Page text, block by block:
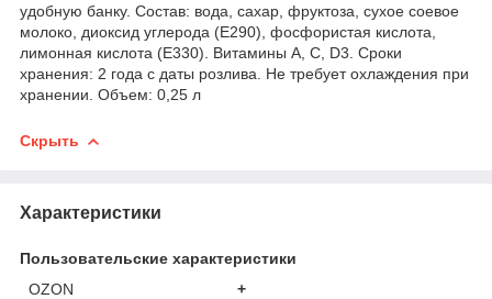
удобную банку. Состав: вода, сахар, фруктоза, сухое соевое
молоко, диоксид углерода (E290), фосфористая кислота,
лимонная кислота (E330). Витамины A, C, D3. Сроки
хранения: 2 года с даты розлива. Не требует охлаждения при
хранении. Объем: 0,25 л
Скрыть
Характеристики
Пользовательские характеристики
OZON
+